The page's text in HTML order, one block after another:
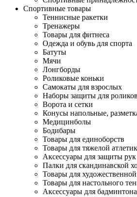
Спортивные товары
Теннисные ракетки
Тренажеры
Товары для фитнеса
Одежда и обувь для спорта
Батуты
Мячи
Лонгборды
Роликовые коньки
Самокаты для взрослых
Наборы защиты для роликов
Ворота и сетки
Конусы напольные,
Медицинболы
Бодибары
Товары для единоборств
Товары для тяжелой
Аксессуары для защиты
Палки для скандинавской
Товары для
Товары для настольного
Аксессуары для бадминтона